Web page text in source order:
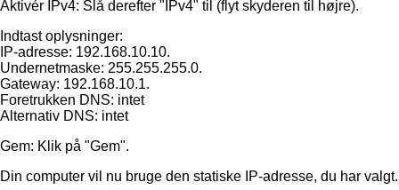
Aktivér IPv4: Slå derefter "IPv4" til (flyt skyderen til højre).
Indtast oplysninger:
IP-adresse: 192.168.10.10.
Undernetmaske: 255.255.255.0.
Gateway: 192.168.10.1.
Foretrukken DNS: intet
Alternativ DNS: intet
Gem: Klik på "Gem".
Din computer vil nu bruge den statiske IP-adresse, du har valgt.